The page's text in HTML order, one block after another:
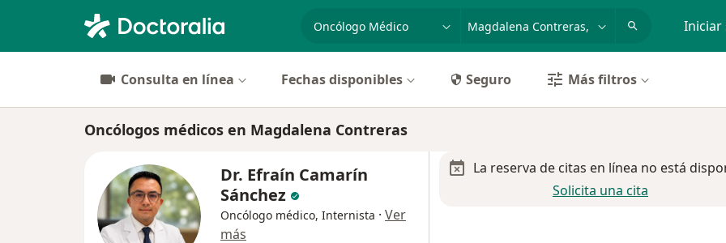
especialidad, enfermedad o nombre Iniciar
Consulta en línea Fechas disponibles Seguro Más filtros
Oncólogos médicos en Magdalena Contreras
Dr. Efraín Camarín
Sánchez
Oncólogo médico, Internista · Ver
más
La reserva de citas en línea no está
Solicita una cita